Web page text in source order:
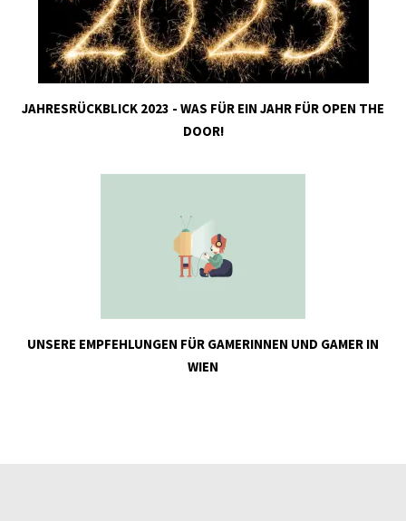
JAHRESRÜCKBLICK 2023 - WAS FÜR EIN JAHR FÜR OPEN THE
DOOR!
UNSERE EMPFEHLUNGEN FÜR GAMERINNEN UND GAMER IN
WIEN